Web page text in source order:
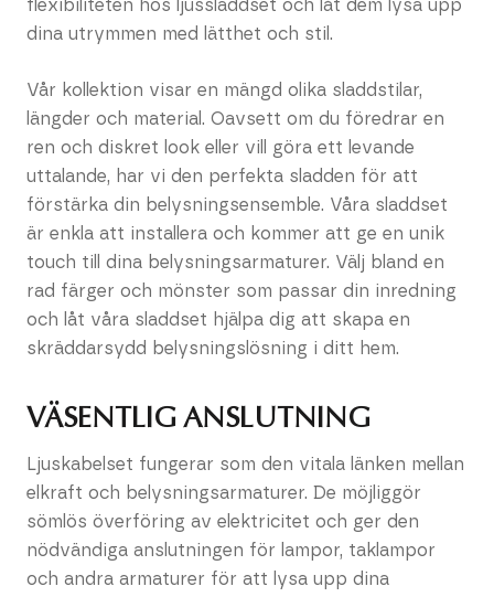
flexibiliteten hos ljussladdset och låt dem lysa upp
dina utrymmen med lätthet och stil.
Vår kollektion visar en mängd olika sladdstilar,
längder och material. Oavsett om du föredrar en
ren och diskret look eller vill göra ett levande
uttalande, har vi den perfekta sladden för att
förstärka din belysningsensemble. Våra sladdset
är enkla att installera och kommer att ge en unik
touch till dina belysningsarmaturer. Välj bland en
rad färger och mönster som passar din inredning
och låt våra sladdset hjälpa dig att skapa en
skräddarsydd belysningslösning i ditt hem.
VÄSENTLIG ANSLUTNING
Ljuskabelset fungerar som den vitala länken mellan
elkraft och belysningsarmaturer. De möjliggör
sömlös överföring av elektricitet och ger den
nödvändiga anslutningen för lampor, taklampor
och andra armaturer för att lysa upp dina